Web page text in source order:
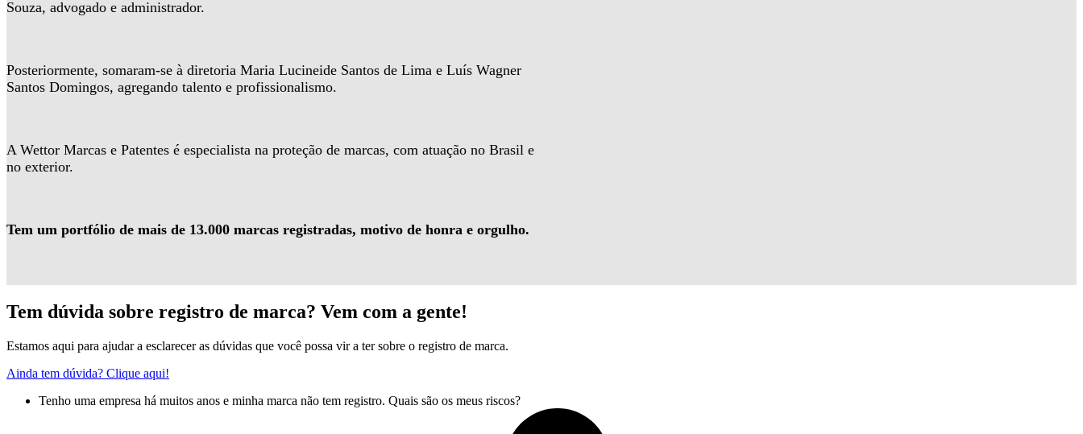
Souza, advogado e administrador.
Posteriormente, somaram-se à diretoria Maria Lucineide Santos de Lima e Luís Wagner
Santos Domingos, agregando talento e profissionalismo.
A Wettor Marcas e Patentes é especialista na proteção de marcas, com atuação no Brasil e
no exterior.
Tem um portfólio de mais de 13.000 marcas registradas, motivo de honra e orgulho.
Tem dúvida sobre registro de marca? Vem com a gente!
Estamos aqui para ajudar a esclarecer as dúvidas que você possa vir a ter sobre o registro de marca.
Ainda tem dúvida? Clique aqui!
Tenho uma empresa há muitos anos e minha marca não tem registro. Quais são os meus riscos?